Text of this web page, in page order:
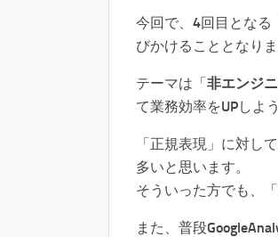
今回で、4回目とな
びかけることとなりま
テーマは「非エンジ
て業務効率をUPしよ
「正規表現」に対し
多いと思います。
そういった方でも、
また、普段